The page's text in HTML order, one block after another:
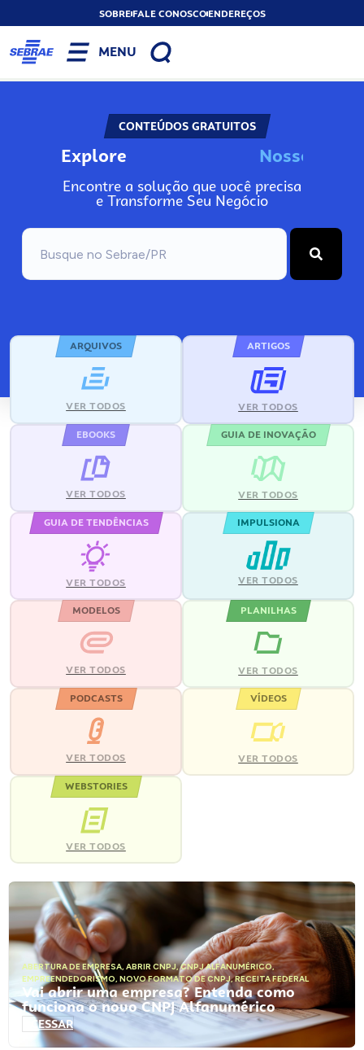
SOBREFALE CONOSCOENDEREÇOS
MENU
CONTEÚDOS GRATUITOS
Explore Nosso
Encontre a solução que você precisa
e Transforme Seu Negócio
ARQUIVOS
VER TODOS
ARTIGOS
VER TODOS
EBOOKS
VER TODOS
GUIA DE INOVAÇÃO
VER TODOS
GUIA DE TENDÊNCIAS
VER TODOS
IMPULSIONA
VER TODOS
MODELOS
VER TODOS
PLANILHAS
VER TODOS
PODCASTS
VER TODOS
VÍDEOS
VER TODOS
WEBSTORIES
VER TODOS
ABERTURA DE EMPRESA, ABRIR CNPJ,CNPJ ALFANUMÉRICO,
EMPREENDEDORISMO, NOVO FORMATO DE CNPJ,RECEITA FEDERAL
Vai abrir uma empresa? Entenda como
funciona o novo CNPJ Alfanumérico
ACESSAR